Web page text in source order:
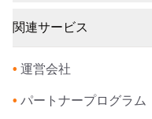
関連サービス
• 運営会社
• パートナープログラム